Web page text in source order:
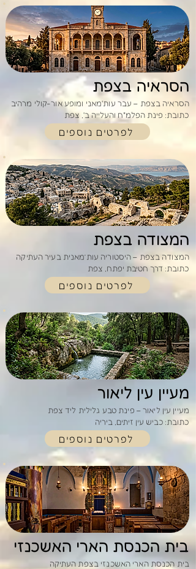
הסראיה בצפת
הסראיה בצפת – עבר עות'מאני ומופע אור-קולי מרהיב
כתובת: פינת הפלמ"ח והעלייה ב', צפת
לפרטים נוספים
המצודה בצפת
המצודה בצפת – היסטוריה עות’מאנית בעיר העתיקה
כתובת: דרך חטיבת יפתח, צפת
לפרטים נוספים
מעיין עין ליאור
מעיין עין ליאור – פינת טבע גלילית ליד צפת
כתובת: כביש עין זיתים, ביריה
לפרטים נוספים
בית הכנסת הארי האשכנזי
בית הכנסת הארי האשכנזי בצפת העתיקה